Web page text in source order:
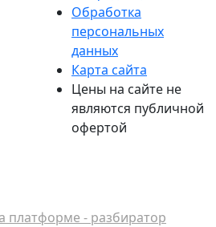
Обработка
персональных
данных
Карта сайта
Цены на сайте не
являются публичной
офертой
платформе - разбиратор